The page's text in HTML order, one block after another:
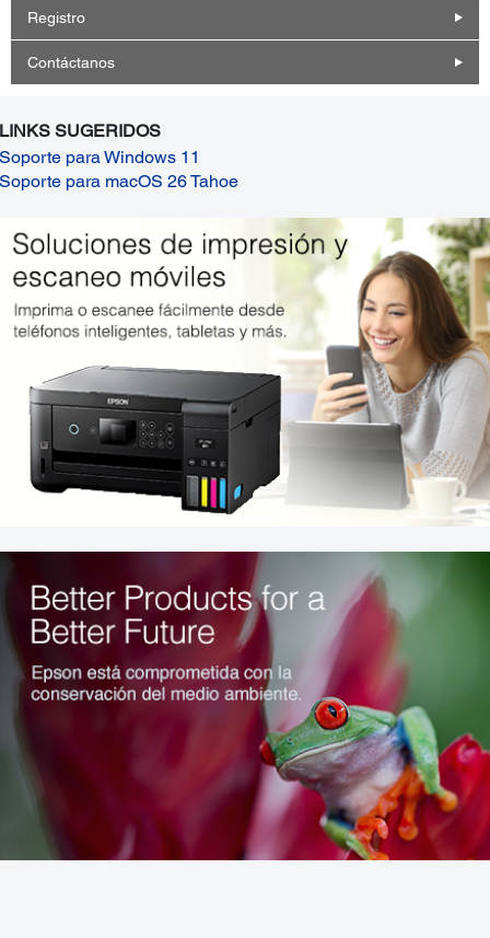
Registro
Contáctanos
LINKS SUGERIDOS
Soporte para Windows 11
Soporte para macOS 26 Tahoe